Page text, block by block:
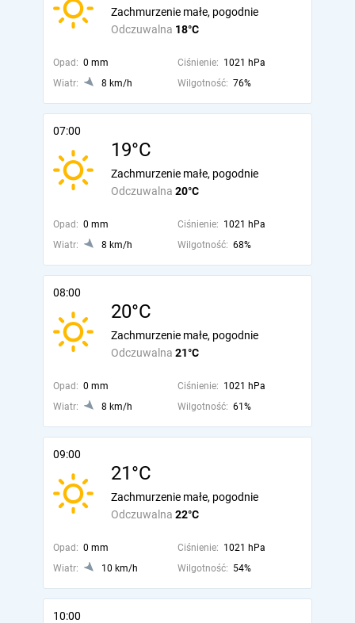
Odczuwalna 18°C
Zachmurzenie małe, pogodnie
Opad: 0 mm Ciśnienie: 1021 hPa
Wiatr:
8 km/h Wilgotność: 76%
07:00
19°C
Odczuwalna 20°C
Zachmurzenie małe, pogodnie
Opad: 0 mm Ciśnienie: 1021 hPa
Wiatr:
8 km/h Wilgotność: 68%
08:00
20°C
Odczuwalna 21°C
Zachmurzenie małe, pogodnie
Opad: 0 mm Ciśnienie: 1021 hPa
Wiatr:
8 km/h Wilgotność: 61%
09:00
21°C
Odczuwalna 22°C
Zachmurzenie małe, pogodnie
Opad: 0 mm Ciśnienie: 1021 hPa
Wiatr:
10 km/h Wilgotność: 54%
10:00